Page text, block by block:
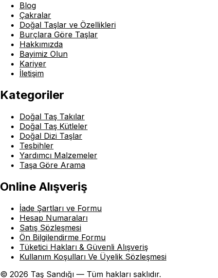
Blog
Çakralar
Doğal Taşlar ve Özellikleri
Burçlara Göre Taşlar
Hakkımızda
Bayimiz Olun
Kariyer
İletişim
Kategoriler
Doğal Taş Takılar
Doğal Taş Kütleler
Doğal Dizi Taşlar
Tesbihler
Yardımcı Malzemeler
Taşa Göre Arama
Online Alışveriş
İade Şartları ve Formu
Hesap Numaraları
Satış Sözleşmesi
Ön Bilgilendirme Formu
Tüketici Hakları & Güvenli Alışveriş
Kullanım Koşulları Ve Üyelik Sözleşmesi
© 2026 Taş Sandığı — Tüm hakları saklıdır.